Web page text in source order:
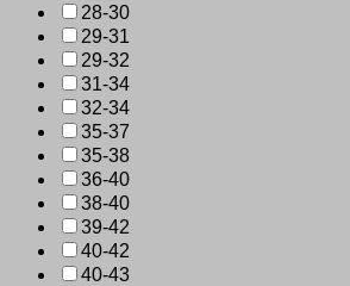
28-30
29-31
29-32
31-34
32-34
35-37
35-38
36-40
38-40
39-42
40-42
40-43